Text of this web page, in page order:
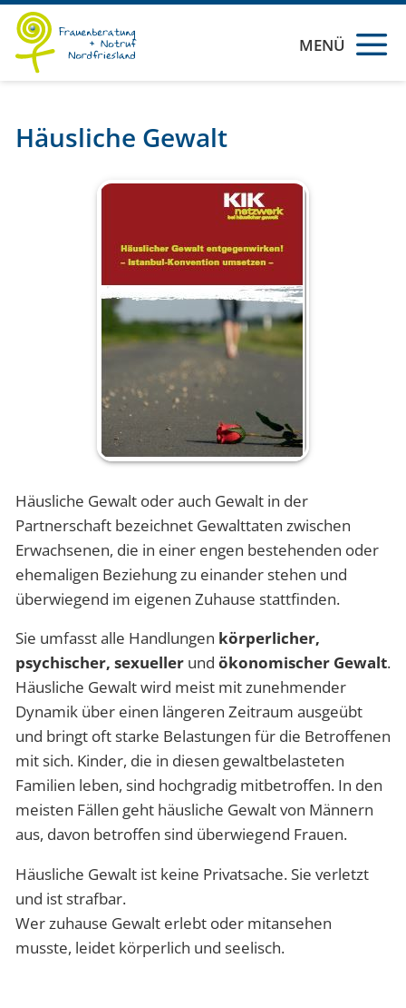
MENÜ
Häusliche Gewalt
Häusliche Gewalt oder auch Gewalt in der
Partnerschaft bezeichnet Gewalttaten zwischen
Erwachsenen, die in einer engen bestehenden oder
ehemaligen Beziehung zu einander stehen und
überwiegend im eigenen Zuhause stattfinden.
Sie umfasst alle Handlungen körperlicher,
psychischer, sexueller und ökonomischer Gewalt.
Häusliche Gewalt wird meist mit zunehmender
Dynamik über einen längeren Zeitraum ausgeübt
und bringt oft starke Belastungen für die Betroffenen
mit sich. Kinder, die in diesen gewaltbelasteten
Familien leben, sind hochgradig mitbetroffen. In den
meisten Fällen geht häusliche Gewalt von Männern
aus, davon betroffen sind überwiegend Frauen.
Häusliche Gewalt ist keine Privatsache. Sie verletzt
und ist strafbar.
Wer zuhause Gewalt erlebt oder mitansehen
musste, leidet körperlich und seelisch.